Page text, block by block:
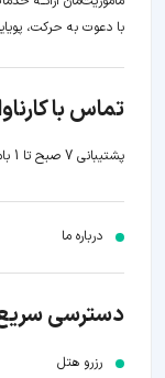
با دعوت به حرکت،
تماس با
پشتیبانی 7 صبح تا 1 بامداد:
درباره ما
دسترسی
رزرو هتل